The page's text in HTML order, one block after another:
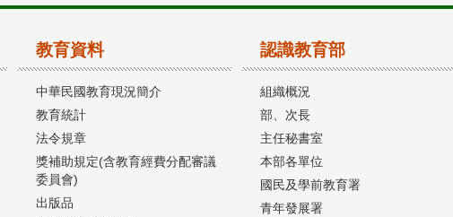
教育資料
中華民國教育現況簡介
教育統計
法令規章
獎補助規定(含教育經費分配審議
委員會)
出版品
認識教育部
組織概況
部、次長
主任秘書室
本部各單位
國民及學前教育署
青年發展署